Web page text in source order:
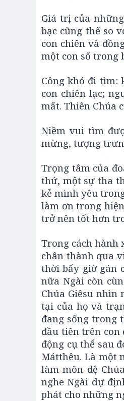
Giá trị của
bạc cũng thế so
con chiên và
một con số trong
Công khó đi tìm:
con chiên lạc;
mất. Thiên Chúa
Niềm vui tìm
mừng, tượng
Trọng tâm của
thứ, một sự tha
kẻ mình yêu
làm ơn trong
trở nên tốt hơn
Trong cách hành
chân thành qua
thời bấy giờ gán
nữa Ngài còn
Chúa Giêsu
tại của họ và
đang sống trong
đầu tiên trên
động cụ thể sau
Mátthêu. Là một
làm môn đệ
nghe Ngài dự
phát cho những